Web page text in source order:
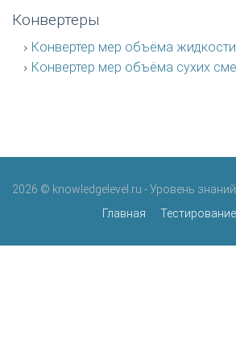
Конвертеры
Конвертер мер объёма жидкости
Конвертер мер объёма сухих
2026 © knowledgelevel.ru - Уровень
Главная
Тестирование